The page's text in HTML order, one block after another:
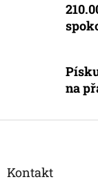
na
Z
Kontakt